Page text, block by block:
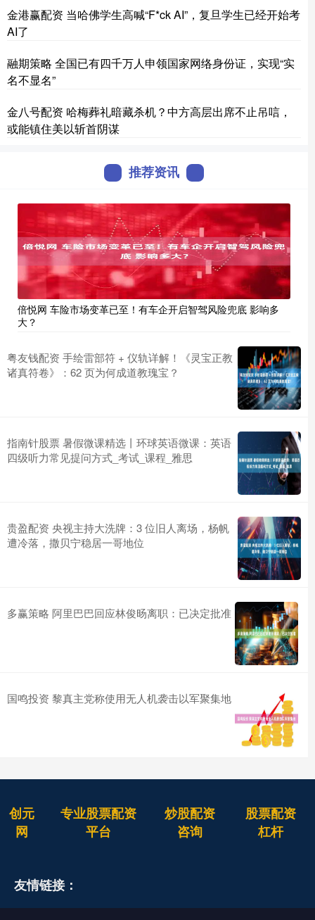
金港赢配资 当哈佛学生高喊“F*ck AI”，复旦学生已经开始考
AI了
融期策略 全国已有四千万人申领国家网络身份证，实现“实
名不显名”
金八号配资 哈梅葬礼暗藏杀机？中方高层出席不止吊唁，
或能镇住美以斩首阴谋
推荐资讯
倍悦网 车险市场变革已至！有车企开启智驾风险兜底 影响多
大？
粤友钱配资 手绘雷部符 + 仪轨详解！《灵宝正教
诸真符卷》：62 页为何成道教瑰宝？
指南针股票 暑假微课精选丨环球英语微课：英语
四级听力常见提问方式_考试_课程_雅思
贵盈配资 央视主持大洗牌：3 位旧人离场，杨帆
遭冷落，撒贝宁稳居一哥地位
多赢策略 阿里巴巴回应林俊旸离职：已决定批准
国鸣投资 黎真主党称使用无人机袭击以军聚集地
创元
网
专业股票配资
平台
炒股配资
咨询
股票配资
杠杆
友情链接：